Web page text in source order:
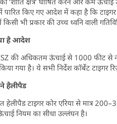
पारित किए गए आदेश में कहा है कि
किसी भी प्रकार की उच्च ध्वनि वाली
है आदेश
की अधिकतम ऊंचाई से 1000 फीट से
गया है। ये सभी निर्देश कॉर्बेट टाइगर
हैलीपैड
टाइगर कोर एरिया से मात्र
नियम का सीधा उल्लंघन है।